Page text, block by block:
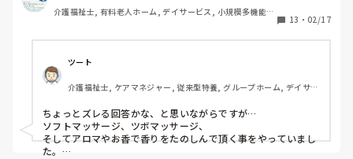
音楽を聴く・歌う
何か手作業をする
などが多いでしょうか。
見えなくなっちゃったけど、、、
☆こんな工夫で楽しみを持ってもらってます！
介護福祉士, 有料老人ホーム, デイサービス, 小規模多機能型
13 ・ 02/17
ツート
介護福祉士, ケアマネジャー, 従来型特養, グループホーム, デイサー
ちょっとズレる回答かな、と思いながらですが…
ソフトマッサージ、ツボマッサージ、
そしてアロマやお香で香りをたのしんで頂く事をやっていまし
た。